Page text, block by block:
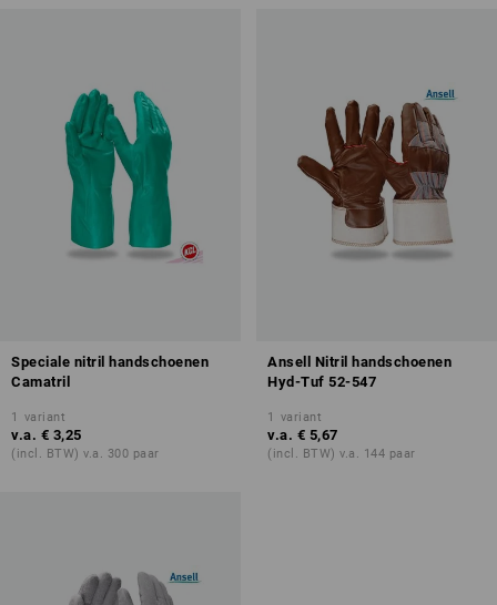
Speciale nitril handschoenen
Camatril
1 variant
v.a. € 3,25
(incl. BTW) v.a. 300 paar
Ansell Nitril handschoenen
Hyd-Tuf 52-547
1 variant
v.a. € 5,67
(incl. BTW) v.a. 144 paar